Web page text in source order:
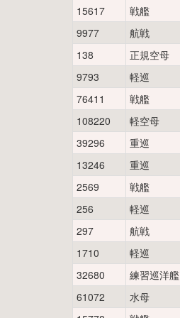
15617 戦艦
9977
航戦
138
正規空母
9793
軽巡
76411
戦艦
108220
軽空母
39296
重巡
13246
重巡
2569
戦艦
256
軽巡
297
航戦
1710
軽巡
32680
練習巡洋艦
61072
水母